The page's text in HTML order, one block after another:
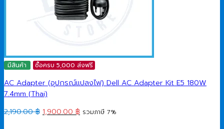
มีสินค้า ซื้อครบ 5,000 ส่งฟรี
AC Adapter (อุปกรณ์แปลงไฟ) Dell AC Adapter Kit E5 180W
7.4mm (Thai)
2,190.00฿ Original
1,900.00 ฿ Current
รวมภาษี 7%